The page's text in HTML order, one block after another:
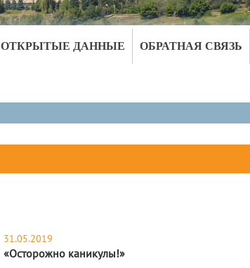
ОТКРЫТЫЕ ДАННЫЕ ОБРАТНАЯ СВЯЗЬ
31.05.2019
«Осторожно каникулы!»